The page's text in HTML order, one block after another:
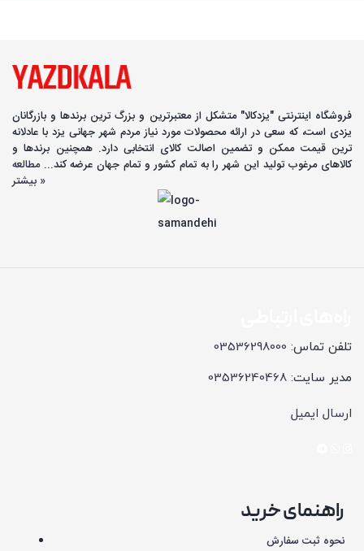
فروشگاه اینترنتی "یزدکالا" متشکل از معتبرترین و بزرگ ترین برندها و بازرگانان
یزدی است، که سعی در ارائه محصولات مورد نیاز مردم شهر جهانی یزد با عادلانه
ترین قیمت ممکن و تضمین اصالت کالای انتخابی دارد. همچنین برندها و
کالاهای مرغوب تولید این شهر را به تمام کشور و تمام جهان عرضه کند...مطالعه
بیشتر »
تلفن تماس: 03536298000
مدیر سایت: 03536240468
ارسال ایمیل
راهنمای خرید
نحوه ثبت سفارش